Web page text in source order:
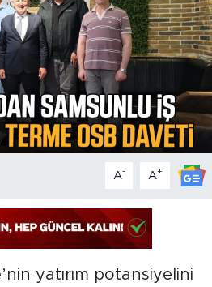
A- A+
yatırım potansiyelini